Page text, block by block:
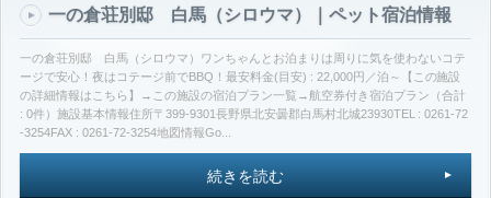
一の倉荘別邸 白馬（シロウマ）｜ペット宿泊情報
一の倉荘別邸 白馬（シロウマ）ワンちゃんとお泊まりは周りに気を使わないコテ
ージで安心！夜はコテージ前でBBQ！最安料金(目安) : 22,000円／泊～【この施設
の詳細情報はこちら】→この施設の宿泊プラン一覧→航空券付き宿泊プラン（合計
: 0件）施設基本情報住所〒399-9301長野県北安曇郡白馬村北城23930TEL : 0261-72
-3254FAX : 0261-72-3254地図情報Go...
続きを読む